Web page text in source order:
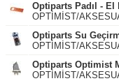
Optiparts Padıl - El
OPTİMİST/
Optiparts Su
OPTİMİST/
Optiparts Optimist
OPTİMİST/